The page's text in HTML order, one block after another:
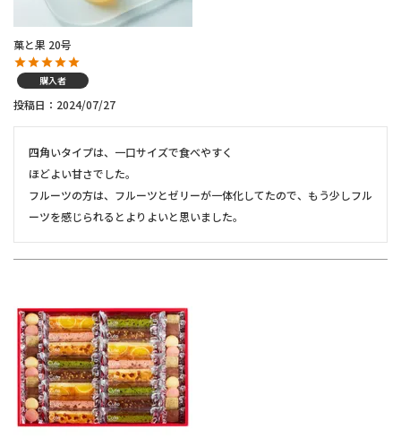
菓と果 20号
購入者
投稿日 2024/07/27
四角いタイプは、一口サイズで食べやすく
ほどよい甘さでした。
フルーツの方は、フルーツとゼリーが一体化してたので、もう少しフル
ーツを感じられるとよりよいと思いました。